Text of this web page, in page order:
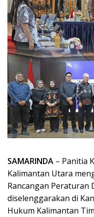
SAMARINDA – Panitia
Kalimantan Utara
Rancangan Peraturan
diselenggarakan di
Hukum Kalimantan